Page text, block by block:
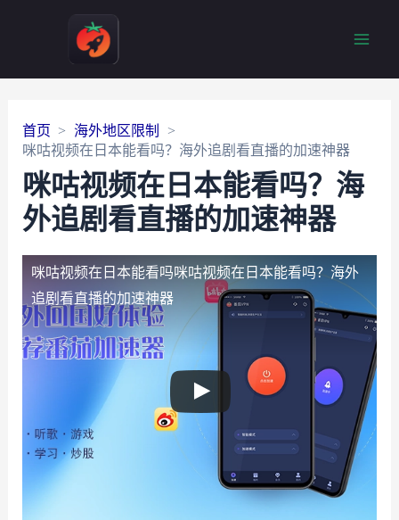
首页
海外地区限制
咪咕视频在日本能看吗？海外追剧看直播的加速神器
咪咕视频在日本能看吗？海
外追剧看直播的加速神器
咪咕视频在日本能看吗咪咕视频在日本能看吗？海外
追剧看直播的加速神器